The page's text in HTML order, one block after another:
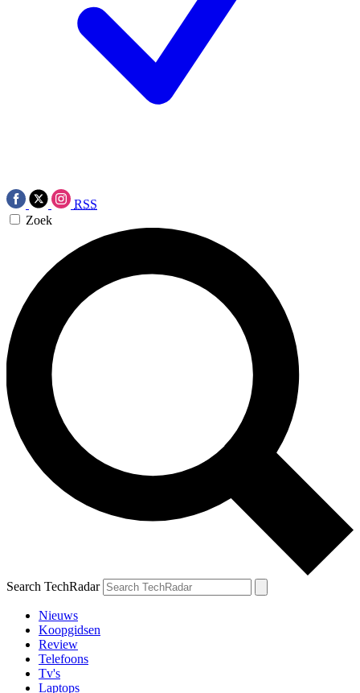
RSS
Zoek
Search TechRadar
Nieuws
Koopgidsen
Review
Telefoons
Tv's
Laptops